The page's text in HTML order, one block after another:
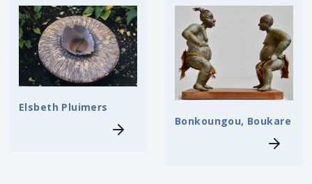
Elsbeth Pluimers
Bonkoungou, Boukare